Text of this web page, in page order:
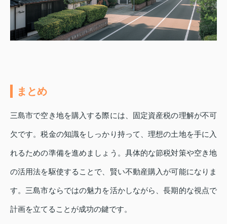
まとめ
三島市で空き地を購入する際には、固定資産税の理解が不可
欠です。税金の知識をしっかり持って、理想の土地を手に入
れるための準備を進めましょう。具体的な節税対策や空き地
の活用法を駆使することで、賢い不動産購入が可能になりま
す。三島市ならではの魅力を活かしながら、長期的な視点で
計画を立てることが成功の鍵です。